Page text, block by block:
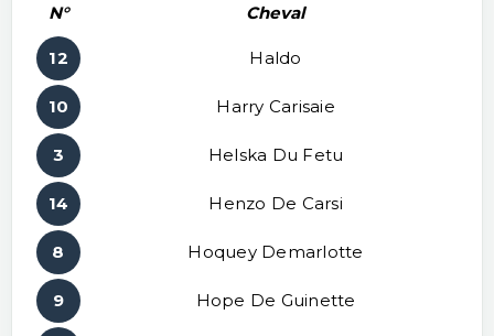
N° Cheval
12 Haldo
10 Harry Carisaie
3 Helska Du Fetu
14 Henzo De Carsi
8 Hoquey Demarlotte
9 Hope De Guinette